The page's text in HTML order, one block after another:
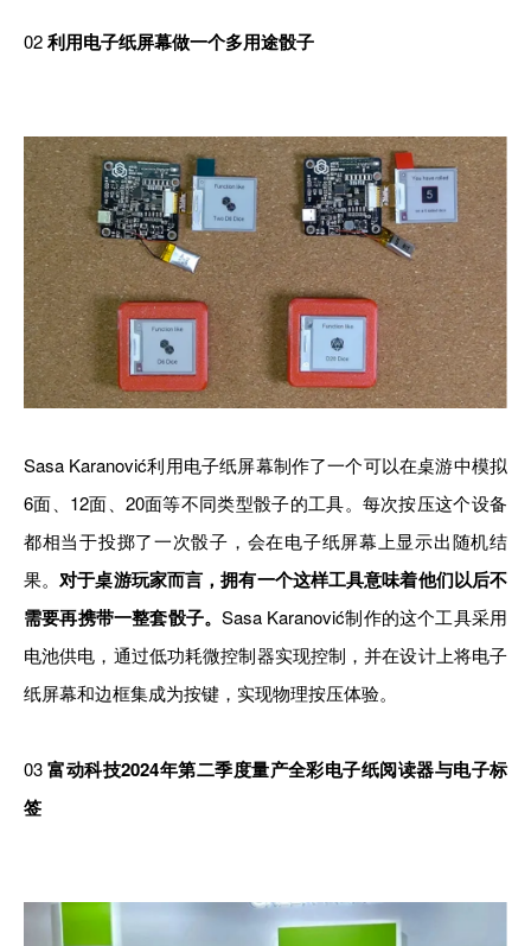
02利用电子纸屏幕做一个多用途骰子
Sasa Karanović利用电子纸屏幕制作了一个可以在桌游中模拟
6面、12面、20面等不同类型骰子的工具。每次按压这个设备
都相当于投掷了一次骰子，会在电子纸屏幕上显示出随机结
果。 对于桌游玩家而言，拥有一个这样工具意味着他们以后不
需要再携带一整套骰子。Sasa Karanović制作的这个工具采用
电池供电，通过低功耗微控制器实现控制，并在设计上将电子
纸屏幕和边框集成为按键，实现物理按压体验。
03富动科技2024年第二季度量产全彩电子纸阅读器与电子标
签